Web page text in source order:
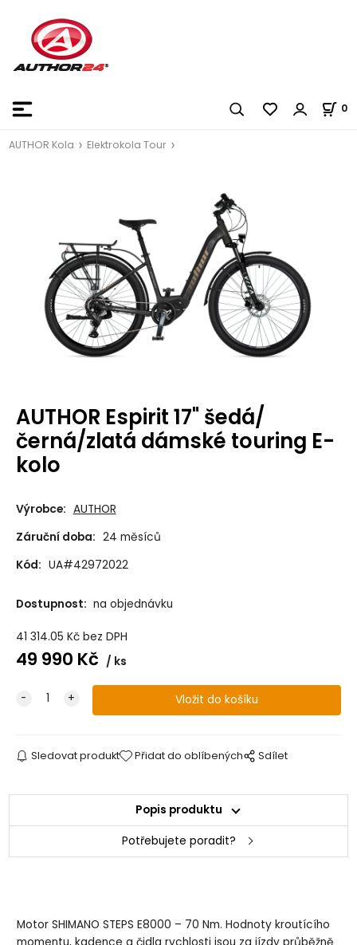
0
AUTHOR Kola Elektrokola Tour
AUTHOR Espirit 17" šedá/
černá/zlatá dámské touring E-
kolo
Výrobce: AUTHOR
Záruční doba: 24 měsíců
Kód: UA#42972022
Dostupnost: na objednávku
41 314.05 Kč bez DPH
49 990 Kč ks
Sledovat produkt Přidat do oblíbených Sdílet
Popis produktu
Potřebujete poradit?
Motor SHIMANO STEPS E8000 – 70 Nm. Hodnoty kroutícího